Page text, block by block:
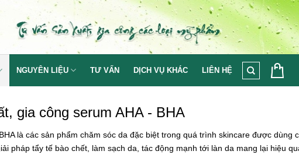
NGUYÊN LIỆU TƯ VẤN DỊCH VỤ KHÁC LIÊN HỆ
gia công serum AHA - BHA
là các sản phẩm chăm sóc da đặc biệt trong quá trình skincare được dùng
pháp tẩy tế bào chết, làm sạch da, tác động mạnh tới làn da mang lại hiệu